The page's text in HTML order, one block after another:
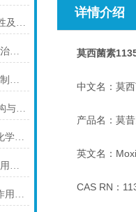
31282-04-9潮霉素B的抗菌活性及其作用机制
59703-84-3哌拉西林钠在感染治疗中的作用
26159-34-2萘普生钠的药理机制与临床应用
31282-04-9潮霉素B的分子结构与生物活性
6138-23-4海藻糖二水合物的化学性质及其应用
357-08-4盐酸纳洛酮的药理作用与临床应用
103060-53-3达托霉素的药理作用介绍
详情介绍
莫西菌素
中文名：莫西
产品名：莫昔
英文名：
CAS RN：